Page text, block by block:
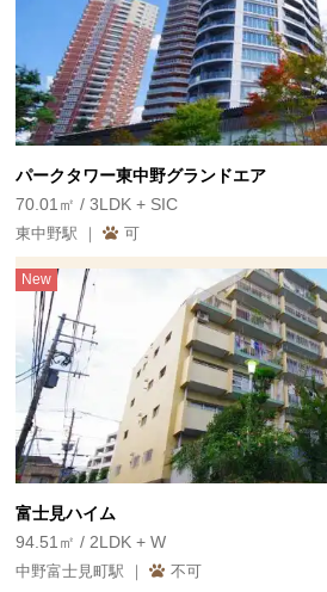
パークタワー東中野グランドエア
70.01㎡ / 3LDK + SIC
東中野駅 ｜ 可
New
富士見ハイム
94.51㎡ / 2LDK + W
中野富士見町駅 ｜ 不可